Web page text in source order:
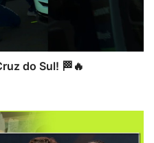
do Sul! 🏁🔥